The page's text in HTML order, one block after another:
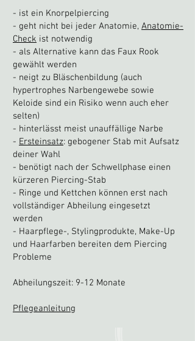
- ist ein Knorpelpiercing
- geht nicht bei jeder Anatomie, Anatomie-
Check ist notwendig
- als Alternative kann das Faux Rook
gewählt werden
- neigt zu Bläschenbildung (auch
hypertrophes Narbengewebe sowie
Keloide sind ein Risiko wenn auch eher
selten)
- hinterlässt meist unauffällige Narbe
- Ersteinsatz: gebogener Stab mit Aufsatz
deiner Wahl
- benötigt nach der Schwellphase einen
kürzeren Piercing-Stab
- Ringe und Kettchen können erst nach
vollständiger Abheilung eingesetzt
werden
- Haarpflege-, Stylingprodukte, Make-Up
und Haarfarben bereiten dem Piercing
Probleme
Abheilungszeit: 9-12 Monate
Pflegeanleitung